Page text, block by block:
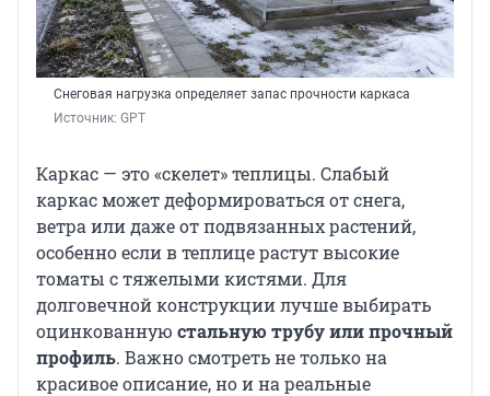
Снеговая нагрузка определяет запас прочности каркаса
Источник: GPT
Каркас — это «скелет» теплицы. Слабый
каркас может деформироваться от снега,
ветра или даже от подвязанных растений,
особенно если в теплице растут высокие
томаты с тяжелыми кистями. Для
долговечной конструкции лучше выбирать
оцинкованную стальную трубу или прочный
профиль. Важно смотреть не только на
красивое описание, но и на реальные